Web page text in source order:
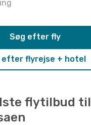
efter flyrejse + hotel
Søg efter fly
flytilbud til